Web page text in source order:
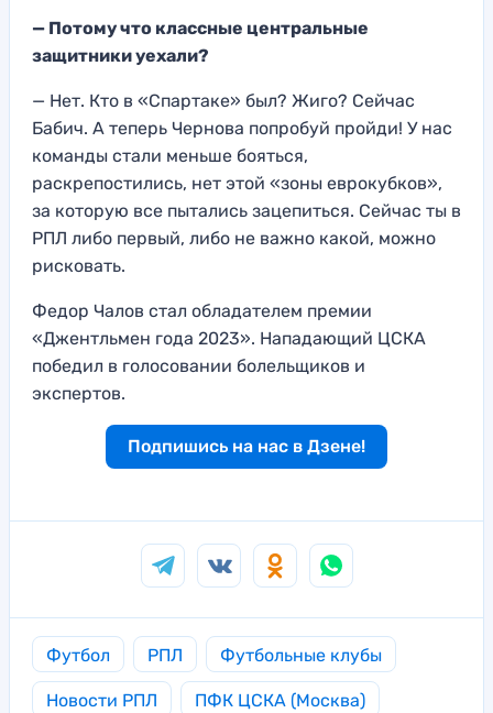
— Потому что классные центральные
защитники уехали?
— Нет. Кто в «Спартаке» был? Жиго? Сейчас
Бабич. А теперь Чернова попробуй пройди! У нас
команды стали меньше бояться,
раскрепостились, нет этой «зоны еврокубков»,
за которую все пытались зацепиться. Сейчас ты в
РПЛ либо первый, либо не важно какой, можно
рисковать.
Федор Чалов стал обладателем премии
«Джентльмен года 2023». Нападающий ЦСКА
победил в голосовании болельщиков и
экспертов.
Подпишись на нас в Дзене!
Футбол РПЛ Футбольные клубы
Новости РПЛ ПФК ЦСКА (Москва)